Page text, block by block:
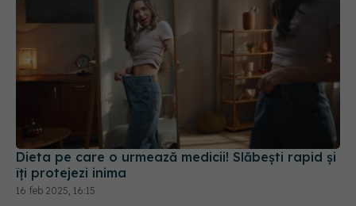
Dieta pe care o urmează medicii! Slăbești rapid și
îți protejezi inima
16 feb 2025, 16:15